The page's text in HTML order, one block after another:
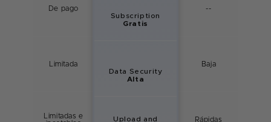
Subscription
Gratis
Data Security
Alta
Upload and
De pago
Limitada
Limitadas e
--
Baja
Rápidas